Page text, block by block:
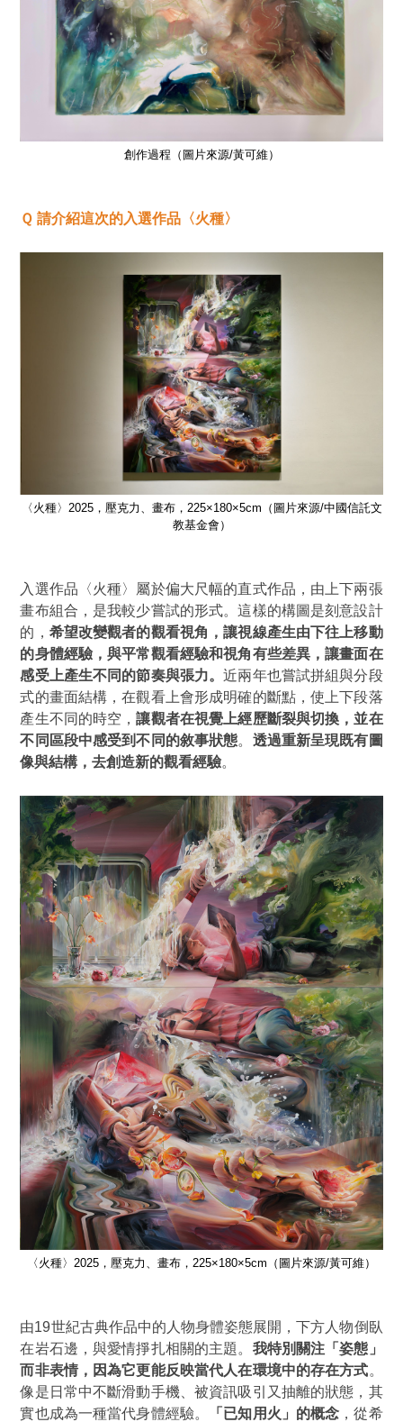
創作過程 （圖片來源/黃可維）
Ｑ 請介紹這次的入選作品〈火種〉
〈火種〉2025，壓克力、畫布，225×180×5cm（圖片來源/中國信託文
教基金會）
入選作品 〈火種〉 屬於偏大尺幅的直式作品，由上下兩張
畫布組合，是我較少嘗試的形式。這樣的構圖是刻意設計
的， 希望改變觀者的觀看視角，讓視線產生由下往上移動
的身體經驗，與平常觀看經驗和視角有些差異，讓畫面在
感受上產生不同的節奏與張力。近兩年也嘗試拼組與分段
式的畫面結構，在觀看上會形成明確的斷點，使上下段落
產生不同的時空，讓觀者在視覺上經歷斷裂與切換，並在
不同區段中感受到不同的敘事狀態。 透過重新呈現既有圖
像與結構，去創造新的觀看經驗。
〈火種〉2025，壓克力、畫布，225×180×5cm（圖片來源/黃可維）
由19世紀古典作品中的人物身體姿態展開，下方人物倒臥
在岩石邊，與愛情掙扎相關的主題。 我特別關注「姿態」
而非表情，因為它更能反映當代人在環境中的存在方式。
像是日常中不斷滑動手機、被資訊吸引又抽離的狀態，其
實也成為一種當代身體經驗。
「已知用火」的概念 ，從希